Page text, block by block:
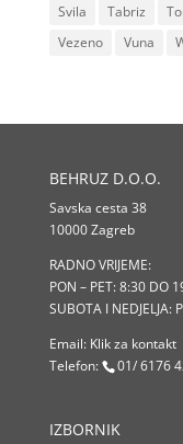
Svila
Tabriz
Vezeno
Vuna
BEHRUZ D.O.O.
Savska cesta 38
10000 Zagreb
RADNO VRIJEME:
PON – PET: 8:30 DO
SUBOTA I NEDJELJA:
Email: Klik za kontakt
Telefon:
01/ 6176
IZBORNIK